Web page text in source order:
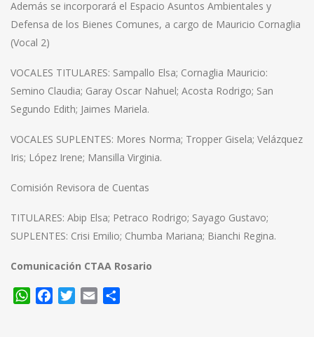
Además se incorporará el Espacio Asuntos Ambientales y
Defensa de los Bienes Comunes, a cargo de Mauricio Cornaglia
(Vocal 2)
VOCALES TITULARES: Sampallo Elsa; Cornaglia Mauricio:
Semino Claudia; Garay Oscar Nahuel; Acosta Rodrigo; San
Segundo Edith; Jaimes Mariela.
VOCALES SUPLENTES: Mores Norma; Tropper Gisela; Velázquez
Iris; López Irene; Mansilla Virginia.
Comisión Revisora de Cuentas
TITULARES: Abip Elsa; Petraco Rodrigo; Sayago Gustavo;
SUPLENTES: Crisi Emilio; Chumba Mariana; Bianchi Regina.
Comunicación CTAA Rosario
WhatsApp
FacebookTwitter
Email